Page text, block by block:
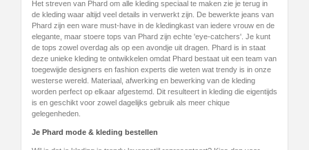
Het streven van Phard om alle kleding speciaal te maken zie je terug in
de kleding waar altijd veel details in verwerkt zijn. De bewerkte jeans van
Phard zijn een ware must-have in de kledingkast van iedere vrouw en de
elegante, maar stoere tops van Phard zijn echte 'eye-catchers'. Je kunt
de tops zowel overdag als op een avondje uit dragen. Phard is in staat
deze unieke kleding te ontwikkelen omdat Phard bestaat uit een team van
toegewijde designers en fashion experts die weten wat trendy is in onze
westerse wereld. Materiaal, afwerking en bewerking van de kleding
worden perfect op elkaar afgestemd. Dit resulteert in kleding die eigentijds
is en geschikt voor zowel dagelijks gebruik als meer chique
gelegenheden.
Je Phard mode & kleding bestellen